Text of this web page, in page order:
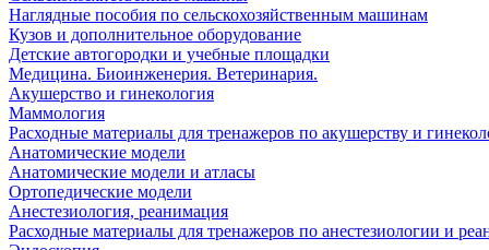
Наглядные пособия по сельскохозяйственным машинам
Кузов и дополнительное оборудование
Детские автогородки и учебные площадки
Медицина. Биоинженерия. Ветеринария.
Акушерство и гинекология
Маммология
Расходные материалы для тренажеров по акушерству и
Анатомические модели
Анатомические модели и атласы
Ортопедические модели
Анестезиология, реанимация
Расходные материалы для тренажеров по анестезиологии и